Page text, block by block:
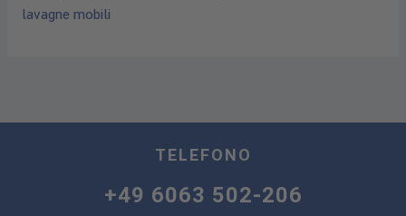
lavagne mobili
TELEFONO
+49 6063 502-206